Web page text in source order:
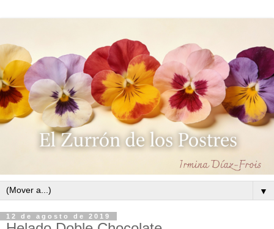
▼
12 de agosto de 2019